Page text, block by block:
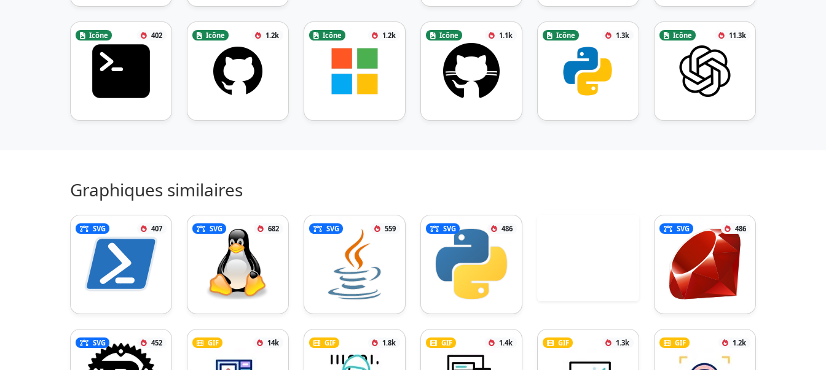
Icône 402 Icône 1.2k Icône 1.2k Icône 1.1k Icône 1.3k Icône 11.3k
Graphiques similaires
SVG 407 SVG 682 SVG 559 SVG 486 SVG 486
SVG 452 GIF 14k GIF 1.8k GIF 1.4k GIF 1.3k GIF 1.2k